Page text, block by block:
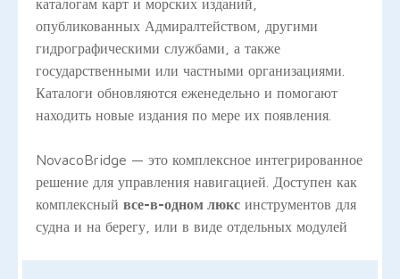
каталогам карт и морских изданий,
опубликованных Адмиралтейством, другими
гидрографическими службами, а также
государственными или частными организациями.
Каталоги обновляются еженедельно и помогают
находить новые издания по мере их появления.
NovacoBridge — это комплексное интегрированное
решение для управления навигацией. Доступен как
комплексный все-в-одном люкс инструментов для
судна и на берегу, или в виде отдельных модулей